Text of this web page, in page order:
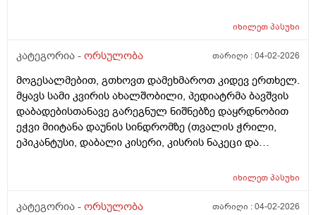
იხილეთპასუხი
კატეგორია - ორსულობა თარიღი :04-02-2026
მოგესალმებით, გთხოვთ დამეხმაროთ კიდევ ერთხელ.
მყავს სამი კვირის ახალშობილი, პედიატრმა ბავშვის
დაბადებისთანავე გარეგნულ ნიშნებზე დაყრდნობით
ეჭვი მიიტანა დაუნის სინდრომზე (თვალის ჭრილი,
ეპიკანტუსი, დაბალი კისერი, კისრის ნაკეცი და
აღმოაჩნდა გულის მანკი, ასევე სმენის პრობლემა და
მირჩიოთ ჯერ გენეტიკოსის კონსულტაცია მჭირდება
იხილეთპასუხი
კატეგორია - ორსულობა თარიღი :04-02-2026